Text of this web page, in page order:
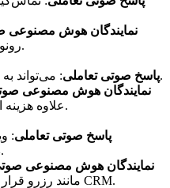
نمایندگان هوش مصنوعی
رونویسی و خلاصه می‌شود.
پاسخ صوتی تعاملی: می‌تواند به ارزانی پیاده‌سازی شود.
نمایندگان هوش مصنوعی
علاوه هزینه استفاده شروع می‌شود.
پاسخ صوتی تعاملی:
درخواست تماس مجدد.
نمایندگان هوش مصنوعی
مانند رزرو قرار ملاقات و همگام‌سازی CRM.